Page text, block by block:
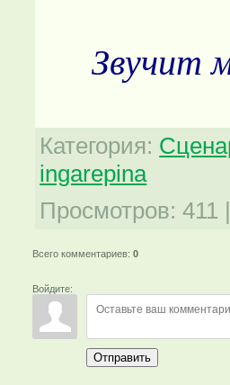
Звучит
Категория:
ingarepina
Просмотров: 411 |
Всего комментариев:0
Войдите:
Отправить